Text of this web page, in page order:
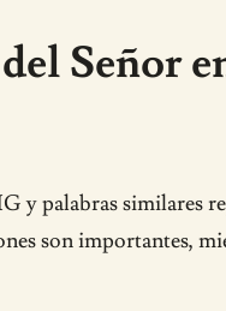
Señor
y palabras similares
son importantes,